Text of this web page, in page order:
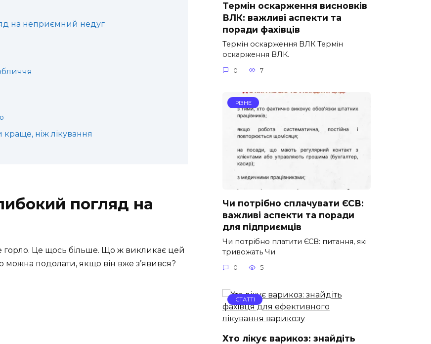
на неприємний недуг
краще, ніж лікування
погляд на
горло. Це щось більше. Що ж викликає цей
можна подолати, якщо він вже з’явився?
Термін оскарження висновків
ВЛК: важливі аспекти та
поради фахівців
Термін оскарження ВЛК Термін
оскарження ВЛК.
0 7
РІЗНЕ
Чи потрібно сплачувати ЄСВ:
важливі аспекти та поради
для підприємців
Чи потрібно платити ЄСВ: питання, які
тривожать Чи
0 5
СТАТТІ
Хто лікує варикоз: знайдіть